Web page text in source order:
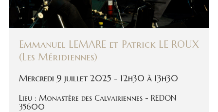
Emmanuel LEMARE et Patrick LE ROUX
(Les Méridiennes)
Mercredi 9 juillet 2025 - 12h30 à 13h30
Lieu : Monastère des Calvairiennes - REDON
35600